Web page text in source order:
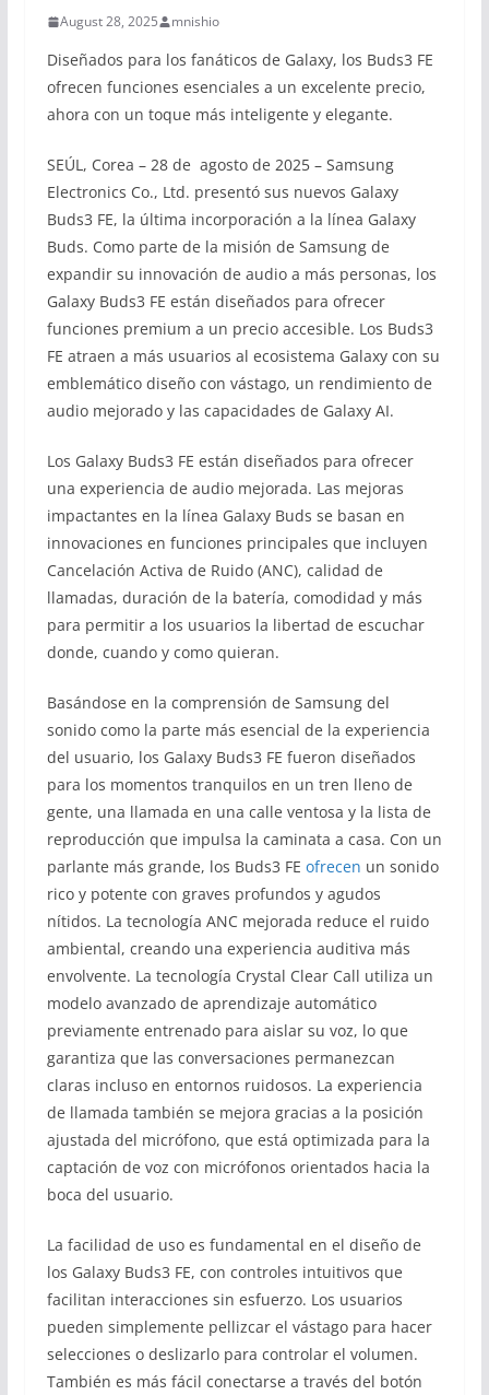
August 28, 2025 mnishio
Diseñados para los fanáticos de Galaxy, los Buds3 FE
ofrecen funciones esenciales a un excelente precio,
ahora con un toque más inteligente y elegante.
SEÚL, Corea – 28 de agosto de 2025 – Samsung
Electronics Co., Ltd. presentó sus nuevos Galaxy
Buds3 FE, la última incorporación a la línea Galaxy
Buds. Como parte de la misión de Samsung de
expandir su innovación de audio a más personas, los
Galaxy Buds3 FE están diseñados para ofrecer
funciones premium a un precio accesible. Los Buds3
FE atraen a más usuarios al ecosistema Galaxy con su
emblemático diseño con vástago, un rendimiento de
audio mejorado y las capacidades de Galaxy AI.
Los Galaxy Buds3 FE están diseñados para ofrecer
una experiencia de audio mejorada. Las mejoras
impactantes en la línea Galaxy Buds se basan en
innovaciones en funciones principales que incluyen
Cancelación Activa de Ruido (ANC), calidad de
llamadas, duración de la batería, comodidad y más
para permitir a los usuarios la libertad de escuchar
donde, cuando y como quieran.
Basándose en la comprensión de Samsung del
sonido como la parte más esencial de la experiencia
del usuario, los Galaxy Buds3 FE fueron diseñados
para los momentos tranquilos en un tren lleno de
gente, una llamada en una calle ventosa y la lista de
reproducción que impulsa la caminata a casa. Con un
parlante más grande, los Buds3 FE ofrecen un sonido
rico y potente con graves profundos y agudos
nítidos. La tecnología ANC mejorada reduce el ruido
ambiental, creando una experiencia auditiva más
envolvente. La tecnología Crystal Clear Call utiliza un
modelo avanzado de aprendizaje automático
previamente entrenado para aislar su voz, lo que
garantiza que las conversaciones permanezcan
claras incluso en entornos ruidosos. La experiencia
de llamada también se mejora gracias a la posición
ajustada del micrófono, que está optimizada para la
captación de voz con micrófonos orientados hacia la
boca del usuario.
La facilidad de uso es fundamental en el diseño de
los Galaxy Buds3 FE, con controles intuitivos que
facilitan interacciones sin esfuerzo. Los usuarios
pueden simplemente pellizcar el vástago para hacer
selecciones o deslizarlo para controlar el volumen.
También es más fácil conectarse a través del botón